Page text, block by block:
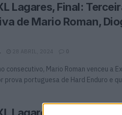
Lagares, Final:
de Mario Roman,
28 ABRIL, 2024 0
consecutivo, Mario Roman venceu a
prova portuguesa de Hard Enduro e